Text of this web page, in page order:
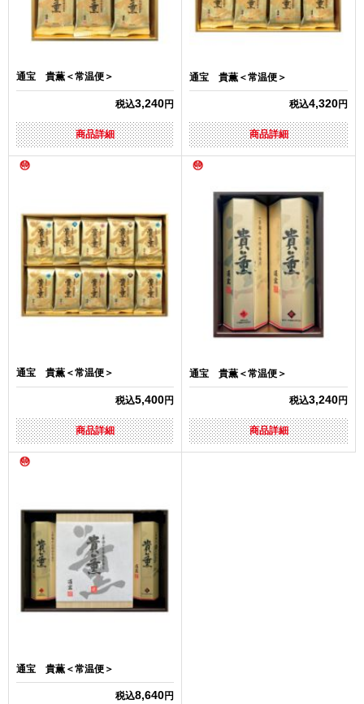
通宝 貴薫＜常温便＞
税込3,240円
商品詳細
通宝 貴薫＜常温便＞
税込4,320円
商品詳細
通宝 貴薫＜常温便＞
税込5,400円
商品詳細
通宝 貴薫＜常温便＞
税込3,240円
商品詳細
通宝 貴薫＜常温便＞
税込8,640円